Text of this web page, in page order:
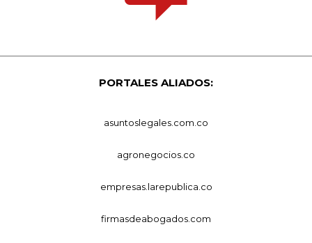
PORTALES ALIADOS:
asuntoslegales.com.co
agronegocios.co
empresas.larepublica.co
firmasdeabogados.com